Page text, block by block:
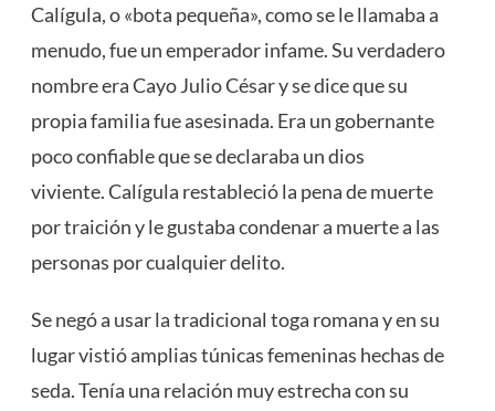
Calígula, o «bota pequeña», como se le llamaba a
menudo, fue un emperador infame. Su verdadero
nombre era Cayo Julio César y se dice que su
propia familia fue asesinada. Era un gobernante
poco confiable que se declaraba un dios
viviente. Calígula restableció la pena de muerte
por traición y le gustaba condenar a muerte a las
personas por cualquier delito.
Se negó a usar la tradicional toga romana y en su
lugar vistió amplias túnicas femeninas hechas de
seda. Tenía una relación muy estrecha con su